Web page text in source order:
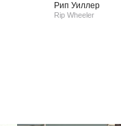
Рип Уиллер
Rip Wheeler